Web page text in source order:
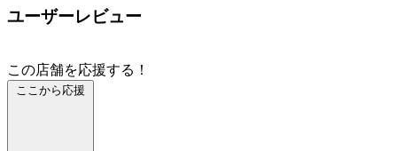
ユーザーレビュー
この店舗を応援する！
ここから応援